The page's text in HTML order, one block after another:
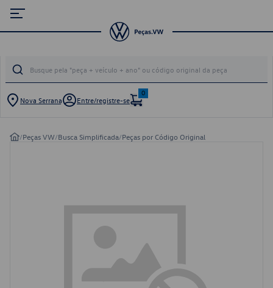
Nova Serrana Entre/registre-se
0
/Peças VW/Busca Simplificada/Peças por Código Original